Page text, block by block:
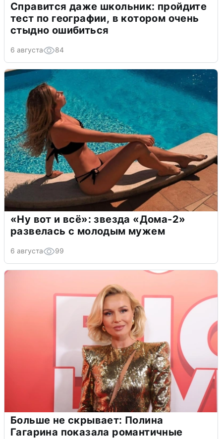
Справится даже школьник: пройдите
тест по географии, в котором очень
стыдно ошибиться
6 августа 84
«Ну вот и всё»: звезда «Дома-2»
развелась с молодым мужем
6 августа 99
Больше не скрывает: Полина
Гагарина показала романтичные